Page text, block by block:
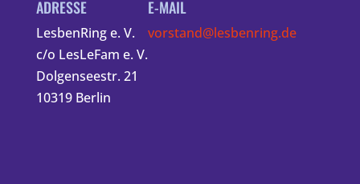
ADRESSE
LesbenRing e. V.
c/o LesLeFam e. V.
Dolgenseestr. 21
10319 Berlin
E-MAIL
vorstand@lesbenring.de